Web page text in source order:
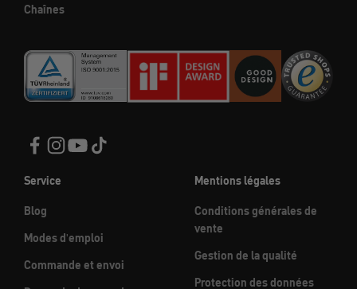
Chaînes
Service
Blog
Modes d'emploi
Commande et envoi
Mentions légales
Conditions générales de
vente
Gestion de la qualité
Protection des données